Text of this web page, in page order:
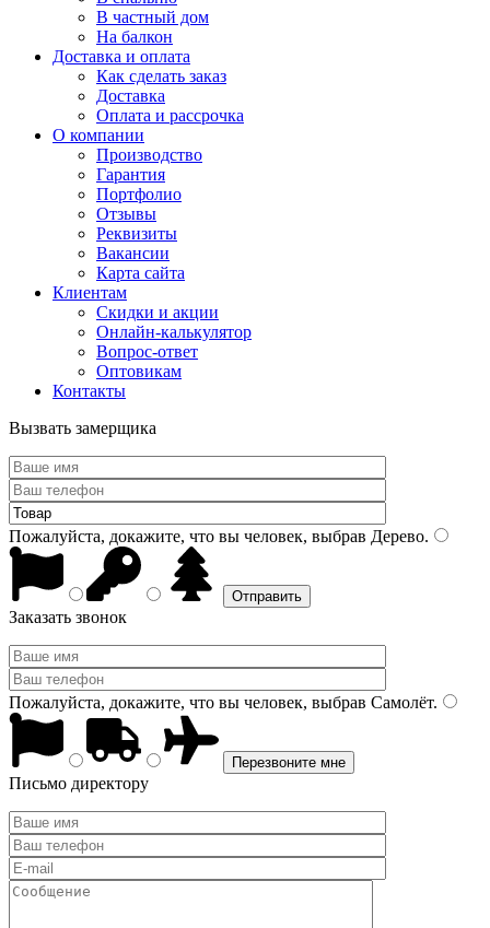
В частный дом
На балкон
Доставка и оплата
Как сделать заказ
Доставка
Оплата и рассрочка
О компании
Производство
Гарантия
Портфолио
Отзывы
Реквизиты
Вакансии
Карта сайта
Клиентам
Скидки и акции
Онлайн-калькулятор
Вопрос-ответ
Оптовикам
Контакты
Вызвать замерщика
Пожалуйста, докажите, что вы человек, выбрав Дерево.
Заказать звонок
Пожалуйста, докажите, что вы человек, выбрав Самолёт.
Письмо директору